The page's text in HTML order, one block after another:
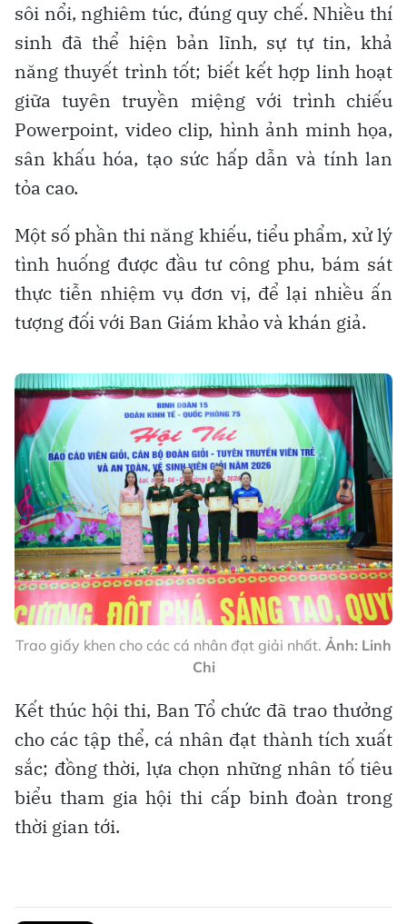
sôi nổi, nghiêm túc, đúng quy chế. Nhiều thí
sinh đã thể hiện bản lĩnh, sự tự tin, khả
năng thuyết trình tốt; biết kết hợp linh hoạt
giữa tuyên truyền miệng với trình chiếu
Powerpoint, video clip, hình ảnh minh họa,
sân khấu hóa, tạo sức hấp dẫn và tính lan
tỏa cao.
Một số phần thi năng khiếu, tiểu phẩm, xử lý
tình huống được đầu tư công phu, bám sát
thực tiễn nhiệm vụ đơn vị, để lại nhiều ấn
tượng đối với Ban Giám khảo và khán giả.
Trao giấy khen cho các cá nhân đạt giải nhất. Ảnh: Linh
Chi
Kết thúc hội thi, Ban Tổ chức đã trao thưởng
cho các tập thể, cá nhân đạt thành tích xuất
sắc; đồng thời, lựa chọn những nhân tố tiêu
biểu tham gia hội thi cấp binh đoàn trong
thời gian tới.